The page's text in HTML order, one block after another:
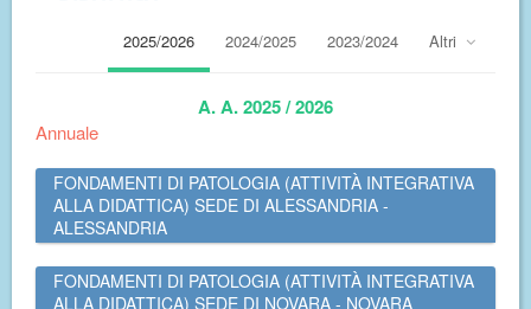
2025/2026 2024/2025 2023/2024 Altri
A. A. 2025 / 2026
Annuale
FONDAMENTI DI PATOLOGIA (ATTIVITÀ INTEGRATIVA
ALLA DIDATTICA) SEDE DI ALESSANDRIA -
ALESSANDRIA
FONDAMENTI DI PATOLOGIA (ATTIVITÀ INTEGRATIVA
ALLA DIDATTICA) SEDE DI NOVARA - NOVARA